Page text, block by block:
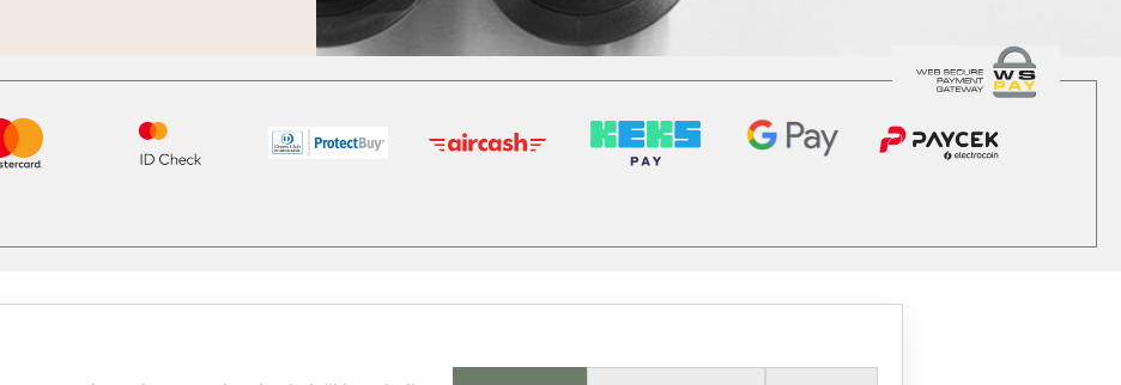
Uvjeti korištenja i odredbe